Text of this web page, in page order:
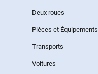
Deux roues
Pièces et Équipements
Transports
Voitures